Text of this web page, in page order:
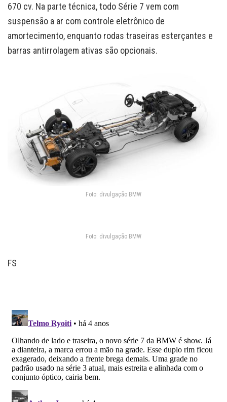
670 cv. Na parte técnica, todo Série 7 vem com
suspensão a ar com controle eletrônico de
amortecimento, enquanto rodas traseiras esterçantes e
barras antirrolagem ativas são opcionais.
Foto: divulgação BMW
Foto: divulgação BMW
FS